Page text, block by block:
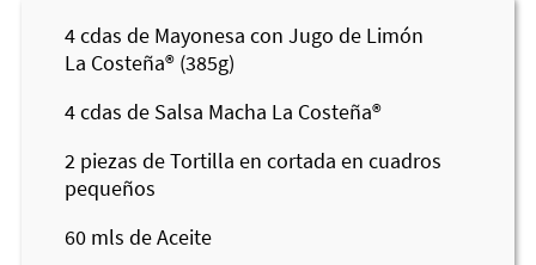
4cdas de Mayonesa con Jugo de Limón
La Costeña® (385g)
4cdas de Salsa Macha La Costeña®
2 piezas de Tortilla en cortada en cuadros
pequeños
60 mls de Aceite